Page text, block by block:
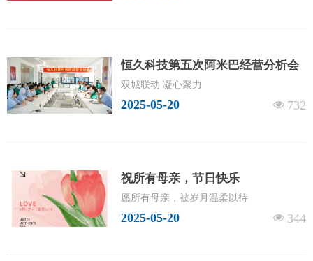
恒久科技第五次阿米巴经营分析会
成功召开
双城联动 凝心聚力
넶 732
2025-05-20
祝所有母亲，节日快乐
愿所有母亲，被岁月温柔以待
넶 344
2025-05-20